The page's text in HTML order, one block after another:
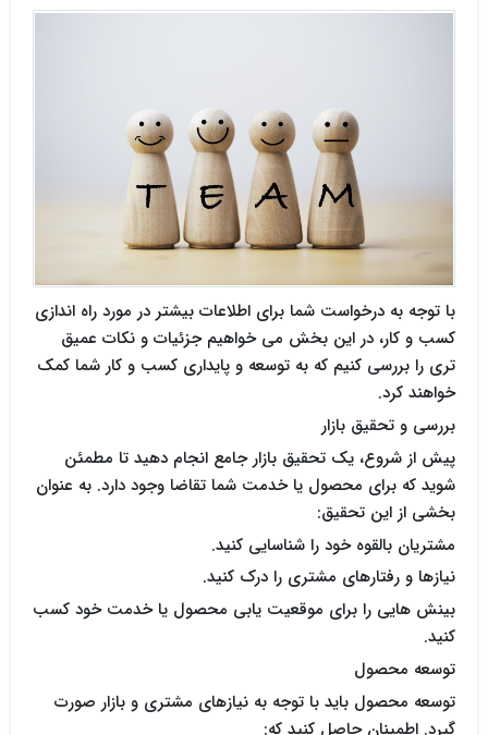
با توجه به درخواست شما برای اطلاعات بیشتر در مورد راه اندازی
کسب و کار، در این بخش می خواهیم جزئیات و نکات عمیق
تری را بررسی کنیم که به توسعه و پایداری کسب و کار شما کمک
خواهند کرد.
بررسی و تحقیق بازار
پیش از شروع، یک تحقیق بازار جامع انجام دهید تا مطمئن
شوید که برای محصول یا خدمت شما تقاضا وجود دارد. به عنوان
بخشی از این تحقیق:
مشتریان بالقوه خود را شناسایی کنید.
نیازها و رفتارهای مشتری را درک کنید.
بینش هایی را برای موقعیت یابی محصول یا خدمت خود کسب
کنید.
توسعه محصول
توسعه محصول باید با توجه به نیازهای مشتری و بازار صورت
گیرد. اطمینان حاصل کنید که: